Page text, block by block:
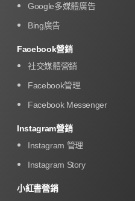
Google多媒體廣告
Bing廣告
Facebook營銷
社交媒體營銷
Facebook管理
Facebook Messenger
Instagram營銷
Instagram 管理
Instagram Story
小紅書營銷